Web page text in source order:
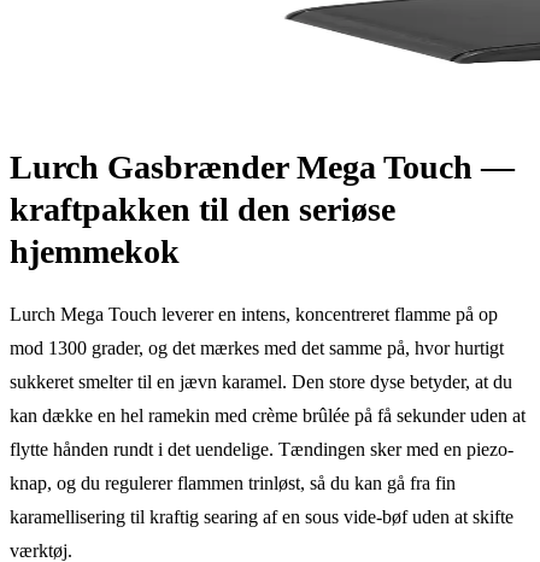
Lurch Gasbrænder Mega Touch —
kraftpakken til den seriøse
hjemmekok
Lurch Mega Touch leverer en intens, koncentreret flamme på op
mod 1300 grader, og det mærkes med det samme på, hvor hurtigt
sukkeret smelter til en jævn karamel. Den store dyse betyder, at du
kan dække en hel ramekin med crème brûlée på få sekunder uden at
flytte hånden rundt i det uendelige. Tændingen sker med en piezo-
knap, og du regulerer flammen trinløst, så du kan gå fra fin
karamellisering til kraftig searing af en sous vide-bøf uden at skifte
værktøj.